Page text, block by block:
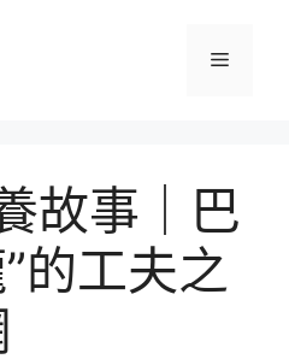
選
故事｜巴
的工夫之